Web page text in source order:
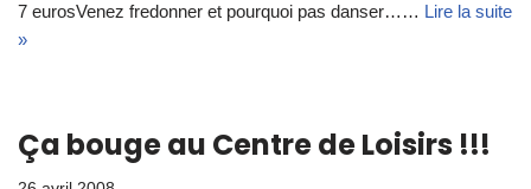
7 eurosVenez fredonner et pourquoi pas danser…… Lire la suite
»
Ça bouge au Centre de Loisirs !!!